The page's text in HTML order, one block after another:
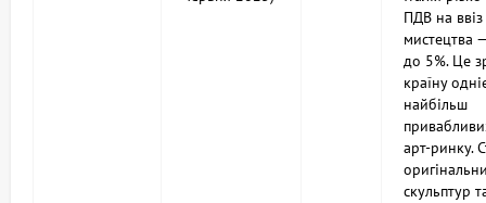
ПДВ на ввіз
мистецтва
до 5%. Це
країну
найбільш
арт‑ринку.
скульптур